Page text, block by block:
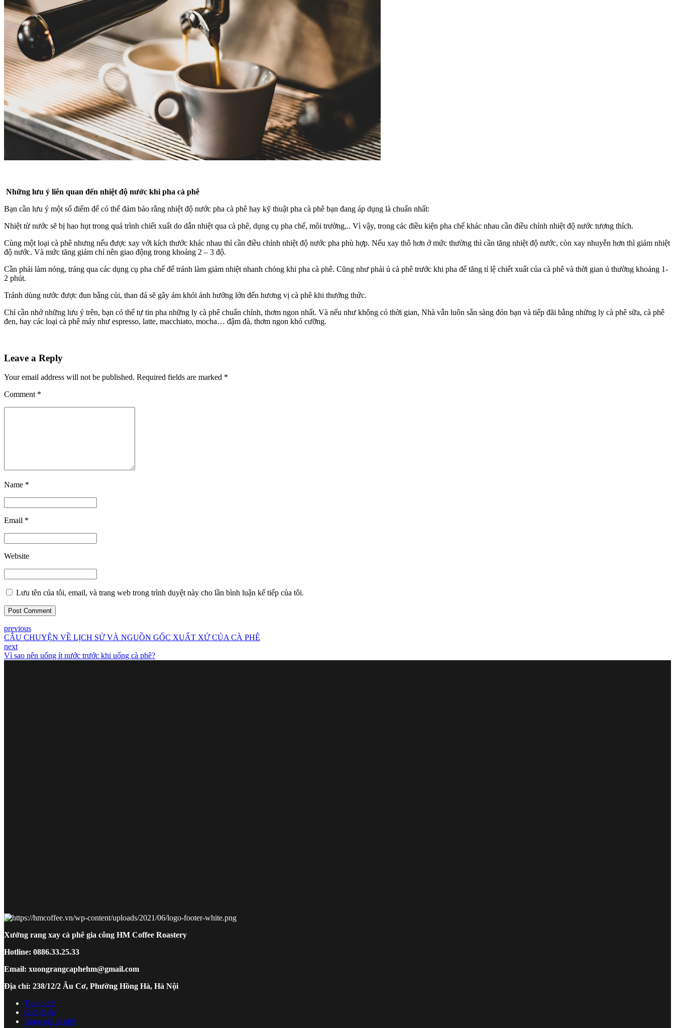
Những lưu ý liên quan đến nhiệt độ nước khi pha cà phê
Bạn cần lưu ý một số điểm để có thể đảm bảo rằng nhiệt độ nước pha cà phê hay kỹ thuật pha cà phê bạn đang áp dụng là chuẩn nhất:
Nhiệt từ nước sẽ bị hao hụt trong quá trình chiết xuất do dẫn nhiệt qua cà phê, dụng cụ pha chế, môi trường,.. Vì vậy, trong các điều kiện pha chế khác nhau cần điều chỉnh nhiệt độ nước tương thích.
Cùng một loại cà phê nhưng nếu được xay với kích thước khác nhau thì cần điều chỉnh nhiệt độ nước pha phù hợp. Nếu xay thô hơn ở mức thường thì cần tăng nhiệt độ nước, còn xay nhuyễn hơn thì giảm nhiệt
độ nước. Và mức tăng giảm chỉ nên giao động trong khoảng 2 – 3 độ.
Cần phải làm nóng, tráng qua các dụng cụ pha chế để tránh làm giảm nhiệt nhanh chóng khi pha cà phê. Cũng như phải ủ cà phê trước khi pha để tăng tỉ lệ chiết xuất của cà phê và thời gian ủ thường khoảng 1-
2 phút.
Tránh dùng nước được đun bằng củi, than đá sẽ gây ám khói ảnh hưởng lớn đến hương vị cà phê khi thưởng thức.
Chỉ cần nhớ những lưu ý trên, bạn có thể tự tin pha những ly cà phê chuẩn chỉnh, thơm ngon nhất. Và nếu như không có thời gian, Nhà vẫn luôn sẵn sàng đón bạn và tiếp đãi bằng những ly cà phê sữa, cà phê
đen, hay các loại cà phê máy như espresso, latte, macchiato, mocha… đậm đà, thơm ngon khó cưỡng.
Leave a Reply
Your email address will not be published. Required fields are marked *
Comment *
Name *
Email *
Website
Lưu tên của tôi, email, và trang web trong trình duyệt này cho lần bình luận kế tiếp của tôi.
Post Comment
previous
CÂU CHUYỆN VỀ LỊCH SỬ VÀ NGUỒN GỐC XUẤT XỨ CỦA CÀ PHÊ
next
Vì sao nên uống ít nước trước khi uống cà phê?
Xưởng rang xay cà phê gia công HM Coffee Roastery
Hotline: 0886.33.25.33
Email: xuongrangcaphehm@gmail.com
Địa chỉ: 238/12/2 Âu Cơ, Phường Hồng Hà, Hà Nội
Trang chủ
Giới thiệu
Bảng giá cà phê